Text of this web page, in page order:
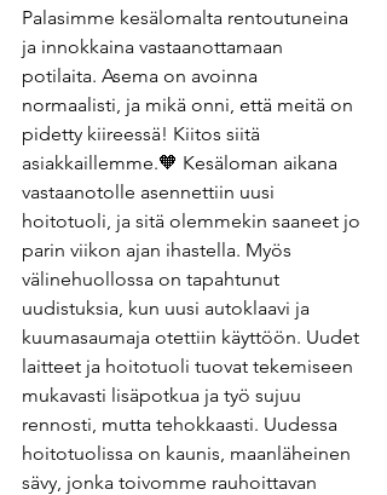
Palasimme kesälomalta rentoutuneina
ja innokkaina vastaanottamaan
potilaita. Asema on avoinna
normaalisti, ja mikä onni, että meitä on
pidetty kiireessä! Kiitos siitä
asiakkaillemme.🧡 Kesäloman aikana
vastaanotolle asennettiin uusi
hoitotuoli, ja sitä olemmekin saaneet jo
parin viikon ajan ihastella. Myös
välinehuollossa on tapahtunut
uudistuksia, kun uusi autoklaavi ja
kuumasaumaja otettiin käyttöön. Uudet
laitteet ja hoitotuoli tuovat tekemiseen
mukavasti lisäpotkua ja työ sujuu
rennosti, mutta tehokkaasti. Uudessa
hoitotuolissa on kaunis, maanläheinen
sävy, jonka toivomme rauhoittavan